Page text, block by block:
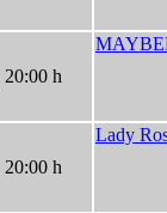
20:00 h
20:00 h
Lady